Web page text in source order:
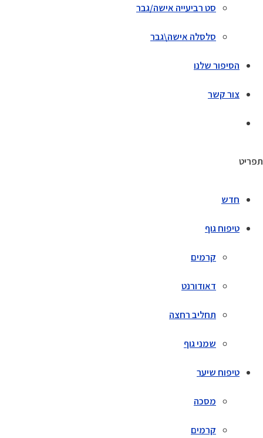
סט רביעייה אישה/גבר
סלסלה אישה\גבר
הסיפור שלנו
צור קשר
תפריט
חדש
טיפוח גוף
קרמים
דאודורנט
תחליב רחצה
שמני גוף
טיפוח שיער
מסכה
קרמים